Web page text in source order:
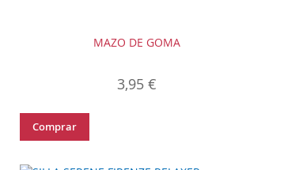
MAZO DE GOMA
3,95 €
Comprar